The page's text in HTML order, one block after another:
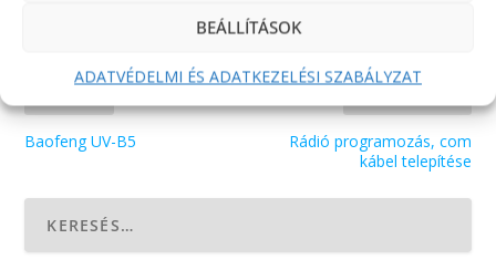
BEÁLLÍTÁSOK
ADATVÉDELMI ÉS ADATKEZELÉSI SZABÁLYZAT
Baofeng UV-B5
Rádió programozás, com
kábel telepítése